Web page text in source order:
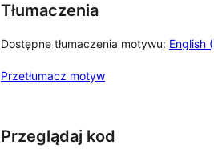
Tłumaczenia
Dostępne tłumaczenia motywu: English
Przetłumacz motyw
Przeglądaj kod